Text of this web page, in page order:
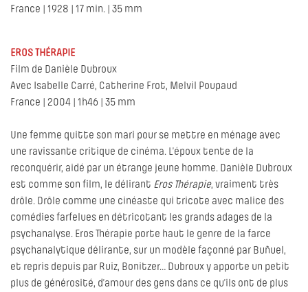
France | 1928 | 17 min. | 35 mm
EROS THÉRAPIE
Film de Danièle Dubroux
Avec Isabelle Carré, Catherine Frot, Melvil Poupaud
France | 2004 | 1h46 | 35 mm
Une femme quitte son mari pour se mettre en ménage avec
une ravissante critique de cinéma. L’époux tente de la
reconquérir, aidé par un étrange jeune homme. Danièle Dubroux
est comme son film, le délirant Eros Thérapie, vraiment très
drôle. Drôle comme une cinéaste qui tricote avec malice des
comédies farfelues en détricotant les grands adages de la
psychanalyse. Eros Thérapie porte haut le genre de la farce
psychanalytique délirante, sur un modèle façonné par Buñuel,
et repris depuis par Ruiz, Bonitzer… Dubroux y apporte un petit
plus de générosité, d’amour des gens dans ce qu’ils ont de plus